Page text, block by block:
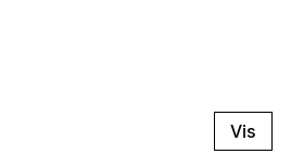
Vis